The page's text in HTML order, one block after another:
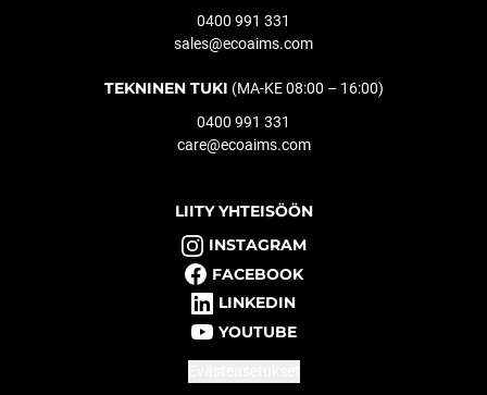
0400 991 331
sales@ecoaims.com
TEKNINEN TUKI (MA-KE 08:00 – 16:00)
0400 991 331
care@ecoaims.com
LIITY YHTEISÖÖN
INSTAGRAM
FACEBOOK
LINKEDIN
YOUTUBE